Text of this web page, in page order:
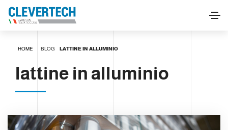
HOME BLOG LATTINE IN ALLUMINIO
lattine in alluminio